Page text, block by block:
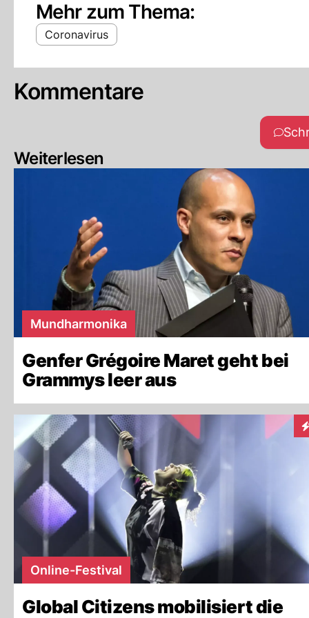
Mehr zum Thema:
Coronavirus
Kommentare
Weiterlesen
Mundharmonika
Genfer Grégoire Maret geht bei
Grammys leer aus
Online-Festival
Global Citizens mobilisiert die